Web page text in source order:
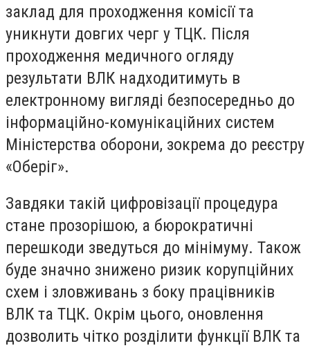
заклад для проходження комісії та
уникнути довгих черг у ТЦК. Після
проходження медичного огляду
результати ВЛК надходитимуть в
електронному вигляді безпосередньо до
інформаційно-комунікаційних систем
Міністерства оборони, зокрема до реєстру
«Оберіг».
Завдяки такій цифровізації процедура
стане прозорішою, а бюрократичні
перешкоди зведуться до мінімуму. Також
буде значно знижено ризик корупційних
схем і зловживань з боку працівників
ВЛК та ТЦК. Окрім цього, оновлення
дозволить чітко розділити функції ВЛК та